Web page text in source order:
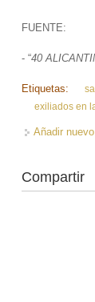
FUENTE:
- “40
Etiquetas:
exiliados en
Añadir
Compartir